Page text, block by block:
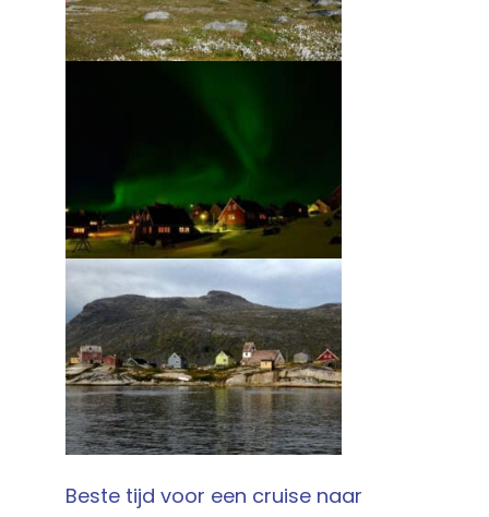
Beste tijd voor een cruise naar